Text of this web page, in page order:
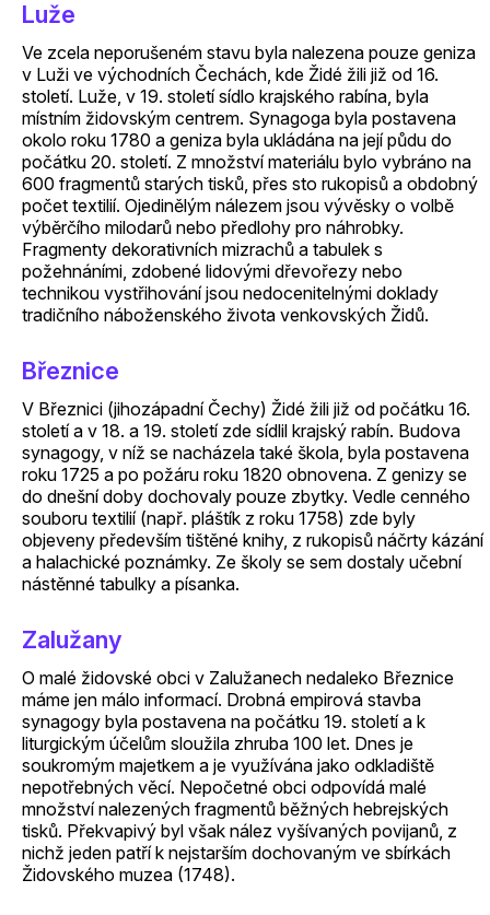
Luže
Ve zcela neporušeném stavu byla nalezena pouze geniza
v Luži ve východních Čechách, kde Židé žili již od 16.
století. Luže, v 19. století sídlo krajského rabína, byla
místním židovským centrem. Synagoga byla postavena
okolo roku 1780 a geniza byla ukládána na její půdu do
počátku 20. století. Z množství materiálu bylo vybráno na
600 fragmentů starých tisků, přes sto rukopisů a obdobný
počet textilií. Ojedinělým nálezem jsou vývěsky o volbě
výběrčího milodarů nebo předlohy pro náhrobky.
Fragmenty dekorativních mizrachů a tabulek s
požehnáními, zdobené lidovými dřevořezy nebo
technikou vystřihování jsou nedocenitelnými doklady
tradičního náboženského života venkovských Židů.
Březnice
V Březnici (jihozápadní Čechy) Židé žili již od počátku 16.
století a v 18. a 19. století zde sídlil krajský rabín. Budova
synagogy, v níž se nacházela také škola, byla postavena
roku 1725 a po požáru roku 1820 obnovena. Z genizy se
do dnešní doby dochovaly pouze zbytky. Vedle cenného
souboru textilií (např. pláštík z roku 1758) zde byly
objeveny především tištěné knihy, z rukopisů náčrty kázání
a halachické poznámky. Ze školy se sem dostaly učební
nástěnné tabulky a písanka.
Zalužany
O malé židovské obci v Zalužanech nedaleko Březnice
máme jen málo informací. Drobná empirová stavba
synagogy byla postavena na počátku 19. století a k
liturgickým účelům sloužila zhruba 100 let. Dnes je
soukromým majetkem a je využívána jako odkladiště
nepotřebných věcí. Nepočetné obci odpovídá malé
množství nalezených fragmentů běžných hebrejských
tisků. Překvapivý byl však nález vyšívaných povijanů, z
nichž jeden patří k nejstarším dochovaným ve sbírkách
Židovského muzea (1748).